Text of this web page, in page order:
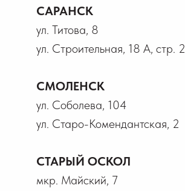
САРАНСК
ул. Титова, 8
ул. Строительная, 18 А, стр. 2
СМОЛЕНСК
ул. Соболева, 104
ул. Старо-Комендантская, 2
СТАРЫЙ ОСКОЛ
мкр. Майский, 7